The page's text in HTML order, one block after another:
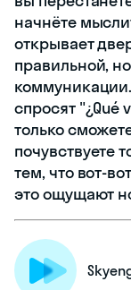
начнёте
открывает
правильной,
спросят "¿Qué
только
почувствуете
тем, что вот-
это ощущают